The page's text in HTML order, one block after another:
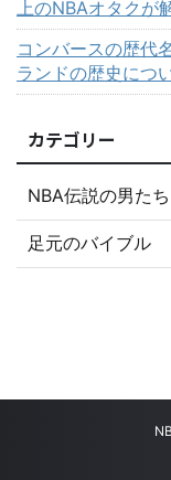
上のNBAオタクが
コンバースの歴代
ランドの歴史につ
カテゴリー
NBA伝説の男たち
足元のバイブル